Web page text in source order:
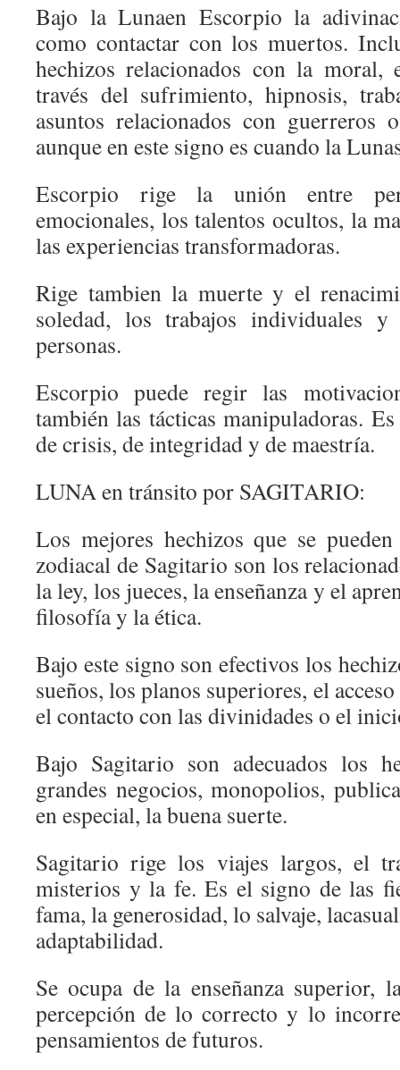
Bajo la Lunaen Escorpio la
como contactar con los muertos.
hechizos relacionados con la
través del sufrimiento, hipnosis,
asuntos relacionados con guerreros
aunque en este signo es cuando la
Escorpio rige la unión entre
emocionales, los talentos ocultos, la
las experiencias transformadoras.
Rige tambien la muerte y el
soledad, los trabajos individuales
personas.
Escorpio puede regir las
también las tácticas manipuladoras.
de crisis, de integridad y de maestría.
LUNA en tránsito por SAGITARIO:
Los mejores hechizos que se
zodiacal de Sagitario son los
la ley, los jueces, la enseñanza y el
filosofía y la ética.
Bajo este signo son efectivos los
sueños, los planos superiores, el
el contacto con las divinidades o el
Bajo Sagitario son adecuados los
grandes negocios, monopolios,
en especial, la buena suerte.
Sagitario rige los viajes largos, el
misterios y la fe. Es el signo de las
fama, la generosidad, lo salvaje,
adaptabilidad.
Se ocupa de la enseñanza superior,
percepción de lo correcto y lo
pensamientos de futuros.